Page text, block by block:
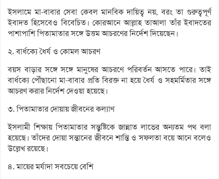
ইসলামে মা-বাবার সেবা কেবল মানবিক দায়িত্ব নয়, বরং তা গুরুত্বপূর্ণ
ইবাদত হিসেবেও বিবেচিত। কোরআনে আল্লাহ তাআলা তাঁর ইবাদতের
পাশাপাশি পিতামাতার সঙ্গে উত্তম আচরণের নির্দেশ দিয়েছেন।
২. বার্ধক্যে ধৈর্য ও কোমল আচরণ
বয়স বাড়ার সঙ্গে সঙ্গে মানুষের আচরণে পরিবর্তন আসতে পারে। তাই
বার্ধক্যে পৌঁছানো মা-বাবার প্রতি বিরক্ত না হয়ে ধৈর্য ও সহমর্মিতার সঙ্গে
আচরণ করার নির্দেশ দেওয়া হয়েছে।
৩. পিতামাতার দোয়ায় জীবনের কল্যাণ
ইসলামী শিক্ষায় পিতামাতার সন্তুষ্টিকে জান্নাত লাভের অন্যতম পথ বলা
হয়েছে। তাঁদের দোয়া সন্তানের জীবনে শান্তি ও সফলতা বয়ে আনে বলেও
উল্লেখ রয়েছে।
৪. মায়ের মর্যাদা সবচেয়ে বেশি